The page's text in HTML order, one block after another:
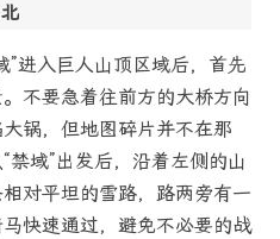
”进入巨人山顶区域后，首先
不要急着往前方的大桥方向
锅，但地图碎片并不在那
禁域”出发后，沿着左侧的山
对平坦的雪路，路两旁有一
快速通过，避免不必要的战